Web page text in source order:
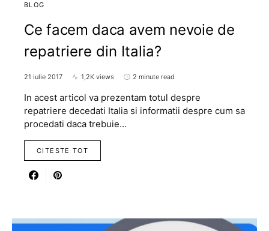
BLOG
Ce facem daca avem nevoie de
repatriere din Italia?
21 iulie 2017 1,2K views 2 minute read
In acest articol va prezentam totul despre
repatriere decedati Italia si informatii despre cum sa
procedati daca trebuie…
CITESTE TOT